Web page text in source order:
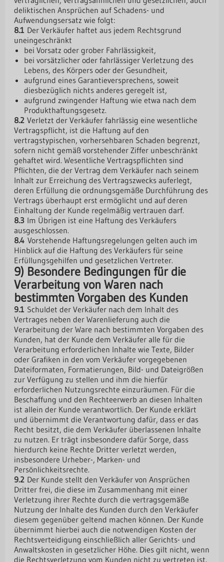
deliktischen Ansprüchen auf Schadens- und
Aufwendungsersatz wie folgt:
8.1 Der Verkäufer haftet aus jedem Rechtsgrund
uneingeschränkt
bei Vorsatz oder grober Fahrlässigkeit,
bei vorsätzlicher oder fahrlässiger Verletzung des
Lebens, des Körpers oder der Gesundheit,
aufgrund eines Garantieversprechens, soweit
diesbezüglich nichts anderes geregelt ist,
aufgrund zwingender Haftung wie etwa nach dem
Produkthaftungsgesetz.
8.2Verletzt der Verkäufer fahrlässig eine wesentliche
Vertragspflicht, ist die Haftung auf den
vertragstypischen, vorhersehbaren Schaden begrenzt,
sofern nicht gemäß vorstehender Ziffer unbeschränkt
gehaftet wird. Wesentliche Vertragspflichten sind
Pflichten, die der Vertrag dem Verkäufer nach seinem
Inhalt zur Erreichung des Vertragszwecks auferlegt,
deren Erfüllung die ordnungsgemäße Durchführung des
Vertrags überhaupt erst ermöglicht und auf deren
Einhaltung der Kunde regelmäßig vertrauen darf.
8.3Im Übrigen ist eine Haftung des Verkäufers
ausgeschlossen.
8.4 Vorstehende Haftungsregelungen gelten auch im
Hinblick auf die Haftung des Verkäufers für seine
Erfüllungsgehilfen und gesetzlichen Vertreter.
9) Besondere Bedingungen für die
Verarbeitung von Waren nach
bestimmten Vorgaben des Kunden
9.1 Schuldet der Verkäufer nach dem Inhalt des
Vertrages neben der Warenlieferung auch die
Verarbeitung der Ware nach bestimmten Vorgaben des
Kunden, hat der Kunde dem Verkäufer alle für die
Verarbeitung erforderlichen Inhalte wie Texte, Bilder
oder Grafiken in den vom Verkäufer vorgegebenen
Dateiformaten, Formatierungen, Bild- und Dateigrößen
zur Verfügung zu stellen und ihm die hierfür
erforderlichen Nutzungsrechte einzuräumen. Für die
Beschaffung und den Rechteerwerb an diesen Inhalten
ist allein der Kunde verantwortlich. Der Kunde erklärt
und übernimmt die Verantwortung dafür, dass er das
Recht besitzt, die dem Verkäufer überlassenen Inhalte
zu nutzen. Er trägt insbesondere dafür Sorge, dass
hierdurch keine Rechte Dritter verletzt werden,
insbesondere Urheber-, Marken- und
Persönlichkeitsrechte.
9.2Der Kunde stellt den Verkäufer von Ansprüchen
Dritter frei, die diese im Zusammenhang mit einer
Verletzung ihrer Rechte durch die vertragsgemäße
Nutzung der Inhalte des Kunden durch den Verkäufer
diesem gegenüber geltend machen können. Der Kunde
übernimmt hierbei auch die notwendigen Kosten der
Rechtsverteidigung einschließlich aller Gerichts- und
Anwaltskosten in gesetzlicher Höhe. Dies gilt nicht, wenn
die Rechtsverletzung vom Kunden nicht zu vertreten ist.